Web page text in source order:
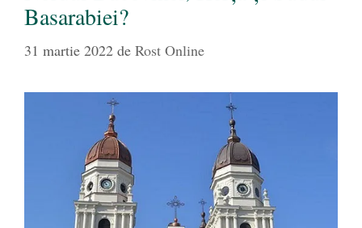
Basarabiei?
31 martie 2022 de Rost Online